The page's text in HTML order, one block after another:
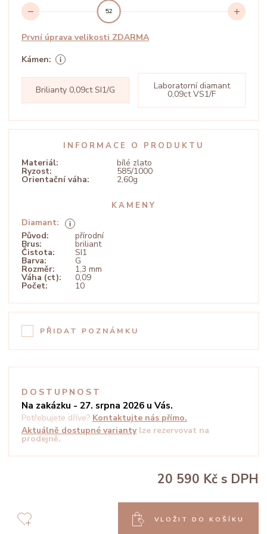
52
První úprava velikosti ZDARMA
Kámen:
Brilianty 0,09ct SI1/G Laboratorní diamant
0,09ct VS1/F
INFORMACE O PRODUKTU
Materiál: bílé zlato
Ryzost: 585/1000
Orientační váha: 2,60g
KAMENY
Diamant:
Původ:
přírodní
Brus: briliant
Čistota: SI1
Barva: G
Rozměr: 1,3 mm
Váha (ct): 0,09
Počet: 10
PŘIDAT POZNÁMKU
DOSTUPNOST
Na zakázku - 27. srpna 2026 u Vás.
Potřebujete dříve? Kontaktujte nás přímo.
Aktuálně dostupné varianty lze rezervovat na
prodejně.
20 590 Kč s DPH
VLOŽIT DO KOŠÍKU